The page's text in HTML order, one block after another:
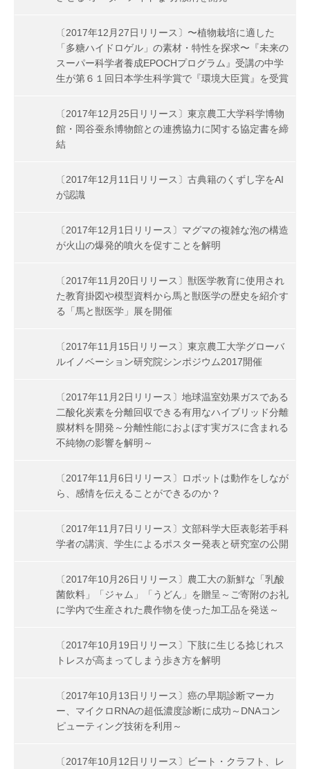
〔2017年12月27日リリース〕〜植物栽培に適した
「多糖ハイドロゲル」の素材・特性を探求〜『未来の
スーパー科学者養成EPOCHプログラム』受講の中学
生が第６１回日本学生科学賞で『環境大臣賞』を受賞
〔2017年12月25日リリース〕東京農工大学科学博物
館・岡谷蚕糸博物館との連携協力に関する協定書を締
結
〔2017年12月11日リリース〕古典籍のくずし字をAI
が認識
〔2017年12月1日リリース〕マグマの複雑な泡の構造
が火山の爆発的噴火を促すことを解明
〔2017年11月20日リリース〕獣医学教育に使用され
た教育掛図や模型資料から馬と獣医学の歴史を紹介す
る「馬と獣医学」展を開催
〔2017年11月15日リリース〕東京農工大学グローバ
ルイノベーション研究院シンポジウム2017開催
〔2017年11月2日リリース〕地球温室効果ガスである
二酸化炭素を分離回収できる有用なハイブリッド分離
膜材料を開発～分離性能におよぼす実ガスに含まれる
不純物の影響を解明～
〔2017年11月6日リリース〕ロボットは動作をしなが
ら、感情を伝えることができるのか？
〔2017年11月7日リリース〕文部科学大臣表彰若手科
学者の講演、学生によるポスター発表と研究室の公開
〔2017年10月26日リリース〕農工大の新鮮な「乳酸
菌飲料」「ジャム」「うどん」を贈呈～ご寄附のお礼
に学内で生産された農作物を使った加工品を発送～
〔2017年10月19日リリース〕下肢に生じる捻じれス
トレスが高まってしまう歩き方を解明
〔2017年10月13日リリース〕癌の早期診断マーカ
ー、マイクロRNAの超低濃度診断に成功～DNAコン
ピューティング技術を利用～
〔2017年10月12日リリース〕ビート・クラフト、レ